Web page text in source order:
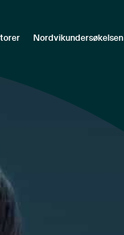
Nordvikundersøkelsen